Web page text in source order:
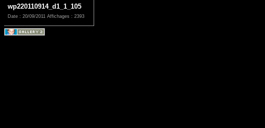
wp220110914_d1_1_105
Date : 20/09/2011 Affichages : 2393